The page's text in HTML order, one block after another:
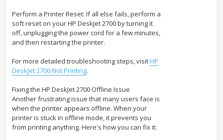
Perform a Printer Reset: If all else fails, perform a
soft reset on your HP DeskJet 2700 by turning it
off, unplugging the power cord for a few minutes,
and then restarting the printer.
For more detailed troubleshooting steps, visitHP
DeskJet 2700 Not Printing.
Fixing the HP DeskJet 2700 Offline Issue
Another frustrating issue that many users face is
when the printer appears offline. When your
printer is stuck in offline mode, it prevents you
from printing anything. Here's how you can fix it: